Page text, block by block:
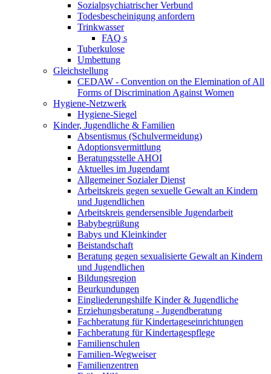
Sozialpsychiatrischer Verbund
Todesbescheinigung anfordern
Trinkwasser
FAQ s
Tuberkulose
Umbettung
Gleichstellung
CEDAW - Convention on the Elemination of All
Forms of Discrimination Against Women
Hygiene-Netzwerk
Hygiene-Siegel
Kinder, Jugendliche & Familien
Absentismus (Schulvermeidung)
Adoptionsvermittlung
Beratungsstelle AHOI
Aktuelles im Jugendamt
Allgemeiner Sozialer Dienst
Arbeitskreis gegen sexuelle Gewalt an Kindern
und Jugendlichen
Arbeitskreis gendersensible Jugendarbeit
Babybegrüßung
Babys und Kleinkinder
Beistandschaft
Beratung gegen sexualisierte Gewalt an Kindern
und Jugendlichen
Bildungsregion
Beurkundungen
Eingliederungshilfe Kinder & Jugendliche
Erziehungsberatung - Jugendberatung
Fachberatung für Kindertageseinrichtungen
Fachberatung für Kindertagespflege
Familienschulen
Familien-Wegweiser
Familienzentren